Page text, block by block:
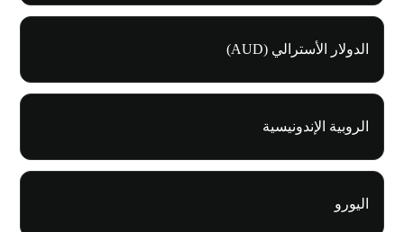
الدولار الأسترالي (AUD)
الروبية الإندونيسية
اليورو